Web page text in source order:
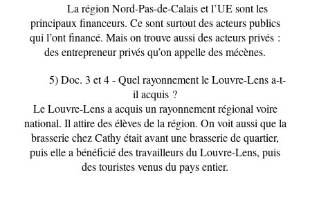
La région Nord-Pas-de-Calais et l’UE sont les
principaux financeurs. Ce sont surtout des acteurs publics
qui l’ont financé. Mais on trouve aussi des acteurs privés :
des entrepreneur privés qu’on appelle des mécènes.
5)Doc. 3 et 4 -Quel rayonnement le Louvre-Lens a-t-
il acquis ?
Le Louvre-Lens a acquis un rayonnement régional voire
national. Il attire des élèves de la région. On voit aussi que la
brasserie chez Cathy était avant une brasserie de quartier,
puis elle a bénéficié des travailleurs du Louvre-Lens, puis
des touristes venus du pays entier.